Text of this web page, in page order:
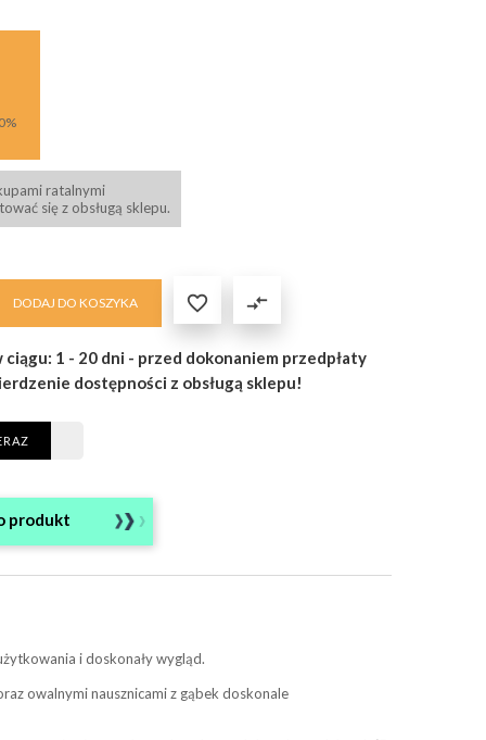
ratalnymi
się z obsługą sklepu.
DODAJ DO KOSZYKA  compare_arrows
ciągu: 1 - 20 dni - przed dokonaniem przedpłaty
dostępności z obsługą sklepu!
produkt
i doskonały wygląd.
owalnymi nausznicami z gąbek doskonale